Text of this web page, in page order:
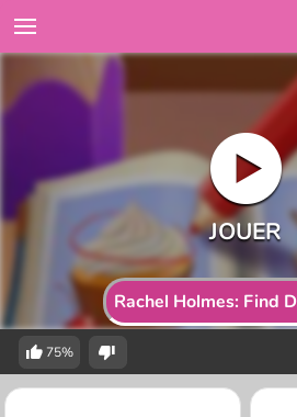
Rachel Holmes: Find
75%